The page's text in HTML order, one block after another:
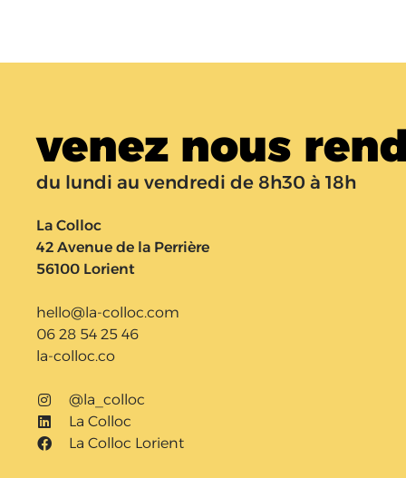
venez nous
du lundi au vendredi de 8h30 à 18h
La Colloc
42 Avenue de la Perrière
56100 Lorient
hello@la-colloc.com
06 28 54 25 46
la-colloc.co
@la_colloc
La Colloc
La Colloc Lorient